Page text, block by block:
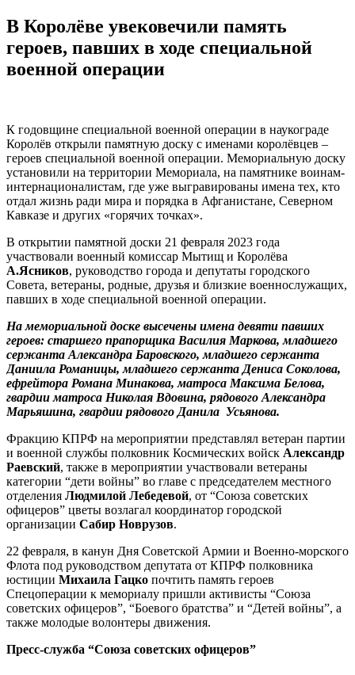
В Королёве увековечили память
героев, павших в ходе специальной
военной операции
К годовщине специальной военной операции в наукограде
Королёв открыли памятную доску с именами королёвцев –
героев специальной военной операции. Мемориальную доску
установили на территории Мемориала, на памятнике воинам-
интернационалистам, где уже выгравированы имена тех, кто
отдал жизнь ради мира и порядка в Афганистане, Северном
Кавказе и других «горячих точках».
В открытии памятной доски 21 февраля 2023 года
участвовали военный комиссар Мытищ и Королёва
А.Ясников, руководство города и депутаты городского
Совета, ветераны, родные, друзья и близкие военнослужащих,
павших в ходе специальной военной операции.
На мемориальной доске высечены имена девяти павших
героев: старшего прапорщика Василия Маркова, младшего
сержанта Александра Баровского, младшего сержанта
Даниила Романицы, младшего сержанта Дениса Соколова,
ефрейтора Романа Минакова, матроса Максима Белова,
гвардии матроса Николая Вдовина, рядового Александра
Марьяшина, гвардии рядового Данила Усьянова.
Фракцию КПРФ на мероприятии представлял ветеран партии
и военной службы полковник Космических войск Александр
Раевский, также в мероприятии участвовали ветераны
категории “дети войны” во главе с председателем местного
отделения Людмилой Лебедевой, от “Союза советских
офицеров” цветы возлагал координатор городской
организации Сабир Новрузов.
22 февраля, в канун Дня Советской Армии и Военно-морского
Флота под руководством депутата от КПРФ полковника
юстиции Михаила Гацко почтить память героев
Спецоперации к мемориалу пришли активисты “Союза
советских офицеров”, “Боевого братства” и “Детей войны”, а
также молодые волонтеры движения.
Пресс-служба “Союза советских офицеров”